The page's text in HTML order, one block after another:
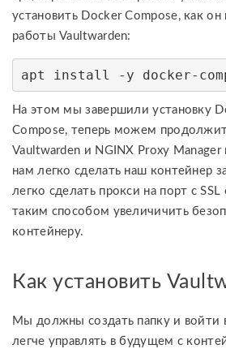
установить Docker Compose, как
работы Vaultwarden:
apt install -y docker-
На этом мы завершили установку
Compose, теперь можем
Vaultwarden и NGINX Proxy
нам легко сделать наш контейнер
легко сделать прокси на порт с
таким способом увеличичить
контейнеру.
Как установить
Мы должны создать папку и войти
легче управлять в будущем с